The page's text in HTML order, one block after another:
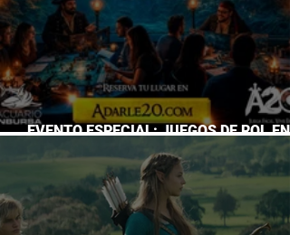
EVENTO ESPECIAL: JUEGOS DE ROL EN